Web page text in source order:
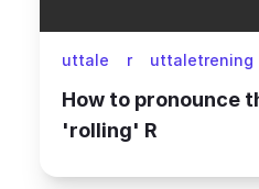
uttale r uttaletrening
How to pronounce
'rolling' R